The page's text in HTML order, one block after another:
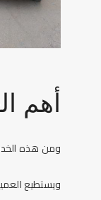
أهم
ومن هذه
ويستطيع